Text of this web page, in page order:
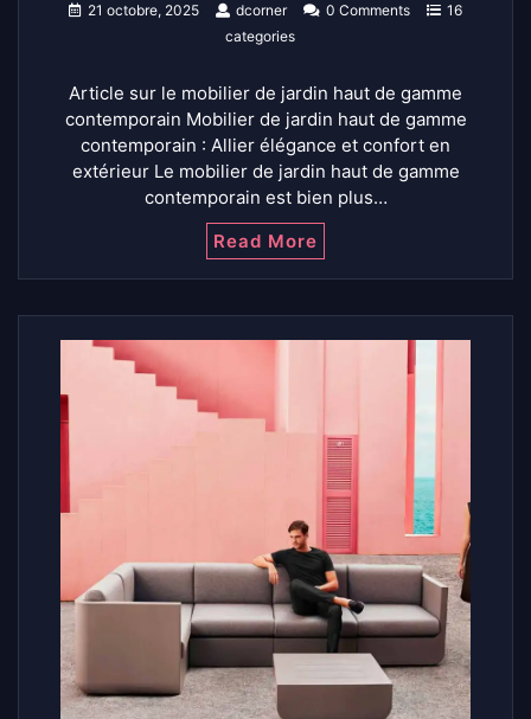
21 octobre, 2025 dcorner 0 Comments
16
categories
Article sur le mobilier de jardin haut de gamme
contemporain Mobilier de jardin haut de gamme
contemporain : Allier élégance et confort en
extérieur Le mobilier de jardin haut de gamme
contemporain est bien plus…
Read More